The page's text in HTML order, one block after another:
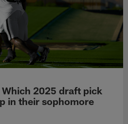
2025 draft pick
in their sophomore